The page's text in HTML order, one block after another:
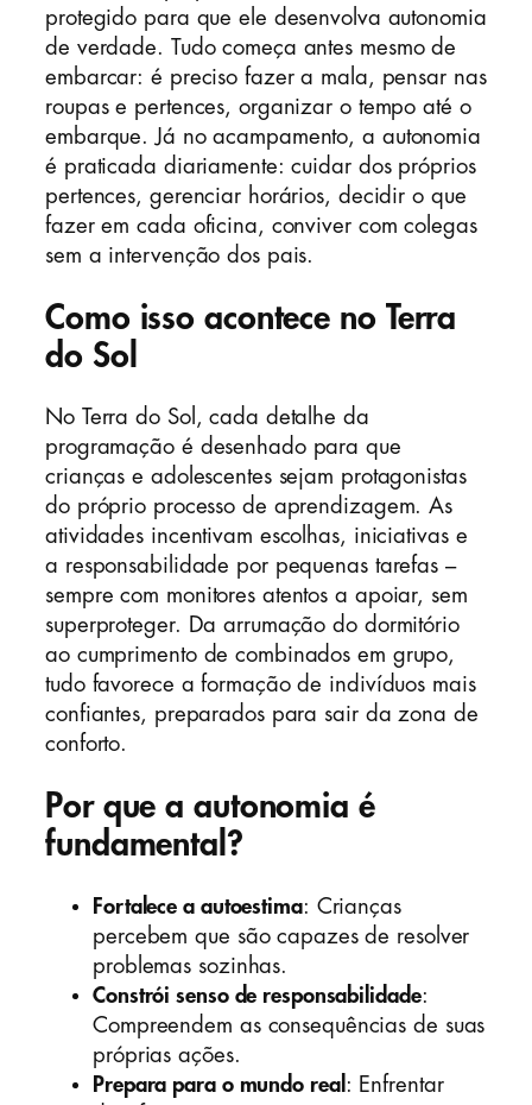
protegido para que ele desenvolva autonomia
de verdade. Tudo começa antes mesmo de
embarcar: é preciso fazer a mala, pensar nas
roupas e pertences, organizar o tempo até o
embarque. Já no acampamento, a autonomia
é praticada diariamente: cuidar dos próprios
pertences, gerenciar horários, decidir o que
fazer em cada oficina, conviver com colegas
sem a intervenção dos pais.
Como isso acontece no Terra
do Sol
No Terra do Sol, cada detalhe da
programação é desenhado para que
crianças e adolescentes sejam protagonistas
do próprio processo de aprendizagem. As
atividades incentivam escolhas, iniciativas e
a responsabilidade por pequenas tarefas –
sempre com monitores atentos a apoiar, sem
superproteger. Da arrumação do dormitório
ao cumprimento de combinados em grupo,
tudo favorece a formação de indivíduos mais
confiantes, preparados para sair da zona de
conforto.
Por que a autonomia é
fundamental?
Fortalece a autoestima: Crianças
percebem que são capazes de resolver
problemas sozinhas.
Constrói senso de responsabilidade:
Compreendem as consequências de suas
próprias ações.
Prepara para o mundo real : Enfrentar